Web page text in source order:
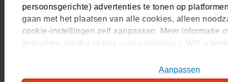
persoonsgerichte) advertenties te tonen op
gaan met het plaatsen van alle cookies, alleen
cookie-instellingen zelf aanpassen. Meer informatie
gebruiken, vindt u in ons
cookiestatement . Wilt u
Aanpassen
Zorg inzetten
Zorg financieren